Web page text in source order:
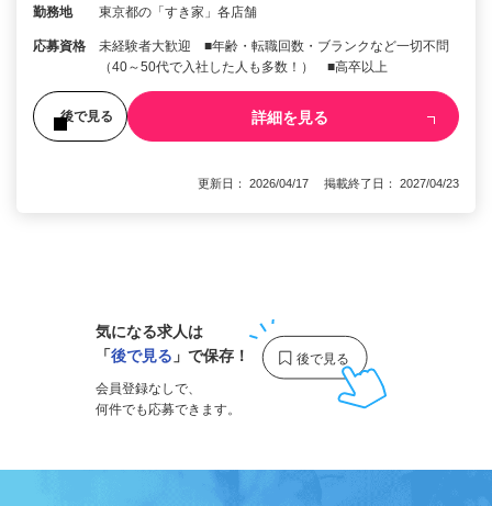
勤務地 東京都の「すき家」各店舗
応募資格
未経験者大歓迎 ■年齢・転職回数・ブランクなど一切不問
（40～50代で入社した人も多数！） ■高卒以上
後で見る 詳細を見る
更新日： 2026/04/17 掲載終了日： 2027/04/23
気になる求人は
「後で見る 」で保存！
会員登録なしで、
何件でも応募できます。